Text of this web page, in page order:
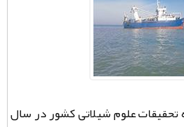
تحقيقات علوم شيلاتی کشور در سال